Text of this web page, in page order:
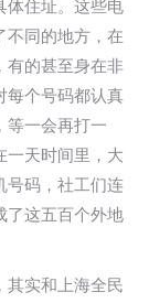
体住址。这些电
不同的地方，在
有的甚至身在非
每个号码都认真
等一会再打一
一天时间里，大
号码，社工们连
了这五百个外地
其实和上海全民